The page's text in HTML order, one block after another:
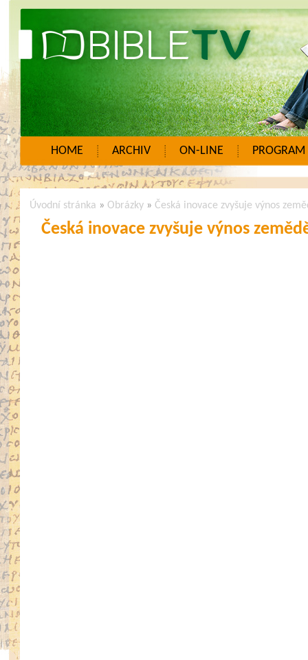
HOME ARCHIV ON-LINE PROGRAM
Úvodní stránka » Obrázky » Česká inovace zvyšuje výnos
Česká inovace zvyšuje výnos